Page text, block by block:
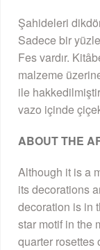
Şahideleri
Sadece bir
Fes vardır.
malzeme
ile
vazo içinde
ABOUT THE
Although it is a
its decorations
decoration is in
star motif in the
quarter rosettes